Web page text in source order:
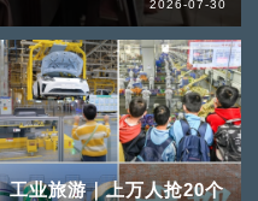
2026-07-30
工业旅游｜上万人抢20个